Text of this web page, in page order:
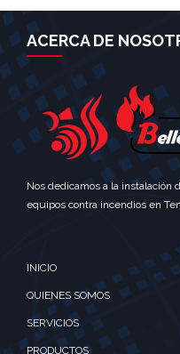
ACERCA DE
Nos dedicamos a la instalación
equipos contra incendios en
INICIO
QUIENES SOMOS
SERVICIOS
PRODUCTOS